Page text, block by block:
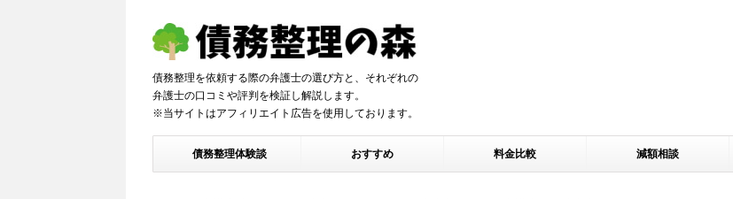
債務整理を依頼する際の弁護士の選び方と、それぞれの
弁護士の口コミや評判を検証し解説します。
※当サイトはアフィリエイト広告を使用しております。
債務整理体験談 おすすめ 料金比較 減額相談